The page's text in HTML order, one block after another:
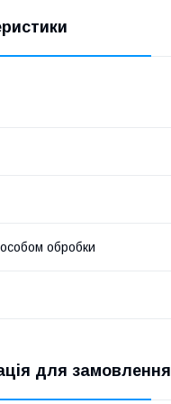
обробки
для замовлення